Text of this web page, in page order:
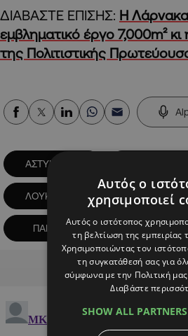
ΔΙΑΒΑΣΤΕ ΕΠΙΣΗΣ: Η
εμβληματικό έργο 7,000m²
της Πολιτιστικής
ΑΣΤΥΝΟΜΙΑ
ΛΟΥΚΑΣ ΦΟΥΡΛΑΣ
ΠΑΙΔΙΑ ΠΑΙΔΙΑ ΜΕ
Advertisement
Αυτός ο
χρησιμοποιεί
Αυτός ο ιστότοπος
τη βελτίωση της
Χρησιμοποιώντας τον
τη συγκατάθεσή σας για
σύμφωνα με την Πολιτική
Διαβάστε
SHOW ALL PARTNERS